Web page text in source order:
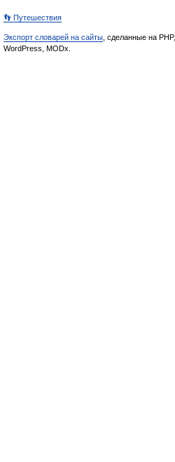
👣 Путешествия
Экспорт словарей на сайты , сделанные на PHP,
WordPress, MODx.